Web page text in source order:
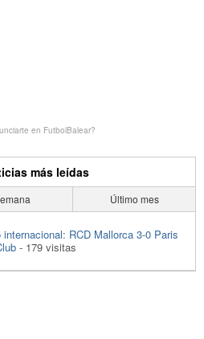
en FutbolBalear?
más leídas
Último mes
RCD Mallorca 3-0 Paris
- 179 visitas